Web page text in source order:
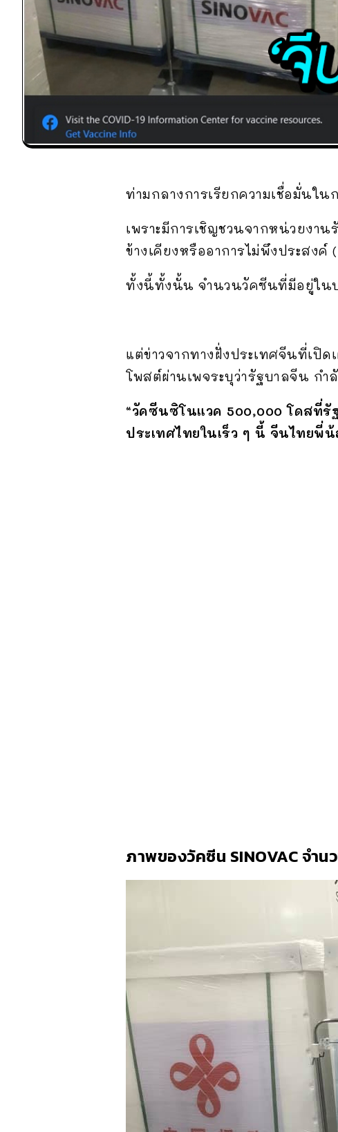
ท่ามกลางการเรียกความเชื่อมั่นใน
เพราะมีการเชิญชวนจากหน่วยงา
ข้างเคียงหรืออาการไม่พึงประสงค์
ทั้งนี้ทั้งนั้น จำนวนวัคซีนที่มีอยู่ใน
แต่ข่าวจากทางฝั่งประเทศจีนที่เปิด
โพสต์ผ่านเพจระบุว่ารัฐบาลจีน ก
“วัคซีนซิโนแวค 500,000 โดสที่รั
ประเทศไทยในเร็ว ๆ นี้ จีนไทยพี่
ภาพของวัคซีน SINOVAC จำ